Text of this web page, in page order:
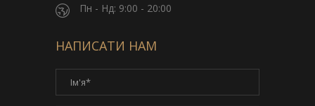
Пн - Нд: 9:00 - 20:00
НАПИСАТИ НАМ